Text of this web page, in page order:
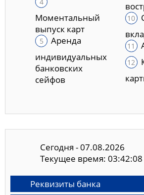
Моментальный
выпуск карт
Аренда
индивидуальных
банковских
сейфов
Сегодня - 07.08.2026
Текущее время: 03:42:09
Реквизиты банка